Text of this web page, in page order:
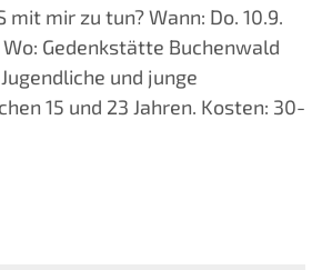
mit mir zu tun? Wann: Do. 10.9.
Wo: Gedenkstätte Buchenwald
und junge
15 und 23 Jahren. Kosten: 30-